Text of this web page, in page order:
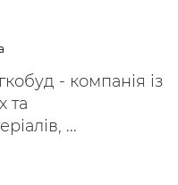
- компанія із
та
...